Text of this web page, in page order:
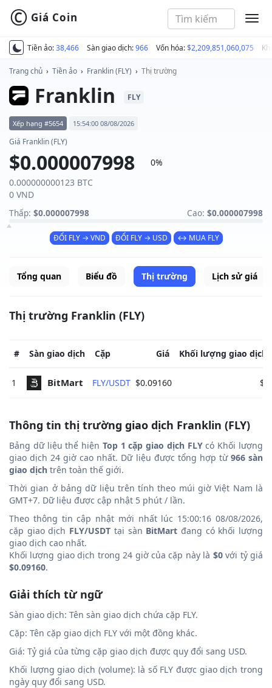
Tiền ảo:38,466 Sàn giao dịch:966 Vốn hóa:$2,209,851,060,075
© Giá Coin
Trang chủ › Tiền ảo › Franklin (FLY) › Thị trường
Franklin FLY
Xếp hạng #5654 15:54:00 08/08/2026
Giá Franklin (FLY)
$0.000007998
0%
0.000000000123 BTC
0 VND
Thấp: $0.000007998 Cao: $0.000007998
ĐỔI FLY → VND ĐỔI FLY → USD ↔ MUA FLY
Tổng quan Biểu đồ Thị trường Lịch sử giá
Thị trường Franklin (FLY)
# Sàn giao dịch Cặp Giá Khối lượng giao dịch
1 BitMart FLY/USDT $0.09160 $0
Thông tin thị trường giao dịch Franklin (FLY)
Bảng dữ liệu thể hiện Top 1 cặp giao dịch FLYcó Khối lượng
giao dịch 24 giờ cao nhất. Dữ liệu được tổng hợp từ 966 sàn
giao dịch trên toàn thế giới.
Thời gian ở bảng dữ liệu trên tính theo múi giờ Việt Nam là
GMT+7. Dữ liệu được cập nhật 5 phút / lần.
Theo thông tin cập nhật mới nhất lúc 15:00:16 08/08/2026,
cặp giao dịch FLY/USDT tại sàn BitMart đang có khối lượng
giao dịch cao nhất.
Khối lượng giao dịch trong 24 giờ của cặp này là $0với tỷ giá
$0.09160.
Giải thích từ ngữ
Sàn giao dịch: Tên sàn giao dịch chứa cặp FLY.
Cặp: Tên cặp giao dịch FLY với một đồng khác.
Giá: Tỷ giá của từng cặp giao dịch được quy đổi sang USD.
Khối lượng giao dịch (volume): là số FLY được giao dịch trong
ngày quy đổi sang USD.